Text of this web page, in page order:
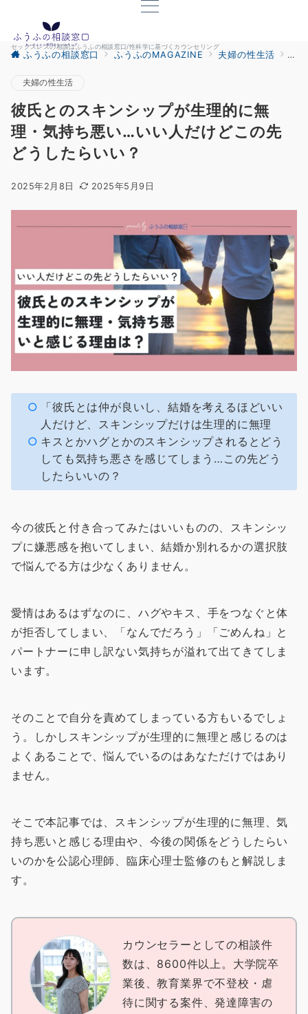
セックスレスの相談はふうふの相談窓口/性科学に基づくカウンセリング
ふうふの相談窓口 ふうふのMAGAZINE 夫婦の性生活 彼
夫婦の性生活
彼氏とのスキンシップが生理的に無
理・気持ち悪い…いい人だけどこの先
どうしたらいい？
2025年2月8日 2025年5月9日
「彼氏とは仲が良いし、結婚を考えるほどいい
人だけど、スキンシップだけは生理的に無理
キスとかハグとかのスキンシップされるとどう
しても気持ち悪さを感じてしまう…この先どう
したらいいの？
今の彼氏と付き合ってみたはいいものの、スキンシッ
プに嫌悪感を抱いてしまい、結婚か別れるかの選択肢
で悩んでる方は少なくありません。
愛情はあるはずなのに、ハグやキス、手をつなぐと体
が拒否してしまい、「なんでだろう」「ごめんね」と
パートナーに申し訳ない気持ちが溢れて出てきてしま
います。
そのことで自分を責めてしまっている方もいるでしょ
う。しかしスキンシップが生理的に無理と感じるのは
よくあることで、悩んでいるのはあなただけではあり
ません。
そこで本記事では、スキンシップが生理的に無理、気
持ち悪いと感じる理由や、今後の関係をどうしたらい
いのかを公認心理師、臨床心理士監修のもと解説しま
す。
カウンセラーとしての相談件
数は、8600件以上。大学院卒
業後、教育業界で不登校・虐
待に関する案件、発達障害の